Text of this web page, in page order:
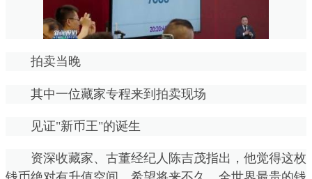
拍卖当晚
其中一位藏家专程来到拍卖现场
见证"新币王"的诞生
资深收藏家、古董经纪人陈吉茂指出，他觉得这枚